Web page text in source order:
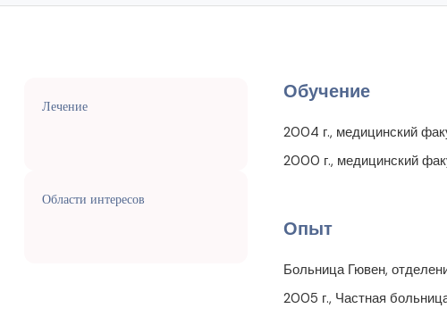
Лечение
Области интересов
Обучение
2004 г., медицинский
2000 г., медицинский
Опыт
Больница Гювен,
2005 г., Частная